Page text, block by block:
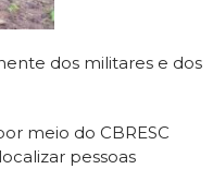
dos militares e dos
meio do CBRESC
pessoas